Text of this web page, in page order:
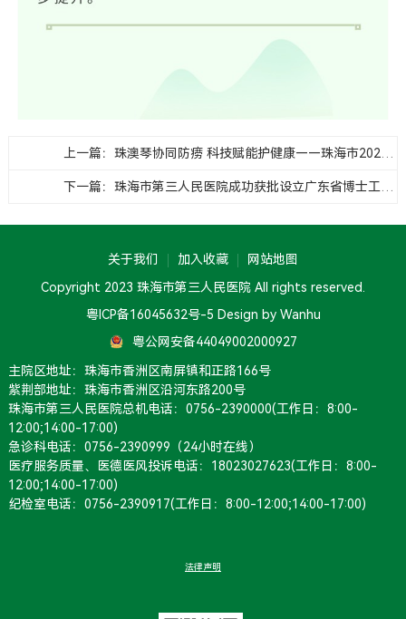
上一篇：珠澳琴协同防痨 科技赋能护健康——珠海市2026年世界防治结核病日系列活动暨首届珠澳琴结核病创新技术科普活动成功举办
下一篇：珠海市第三人民医院成功获批设立广东省博士工作站
关于我们 加入收藏
网站地图
Copyright 2023 珠海市第三人民医院 All rights reserved.
粤ICP备16045632号-5 Design by Wanhu
粤公网安备44049002000927
主院区地址：珠海市香洲区南屏镇和正路166号
紫荆部地址：珠海市香洲区沿河东路200号
珠海市第三人民医院总机电话：0756-2390000(工作日：8:00-
12:00;14:00-17:00)
急诊科电话：0756-2390999（24小时在线）
医疗服务质量、医德医风投诉电话：18023027623(工作日：8:00-
12:00;14:00-17:00)
纪检室电话：0756-2390917(工作日：8:00-12:00;14:00-17:00)
法律声明